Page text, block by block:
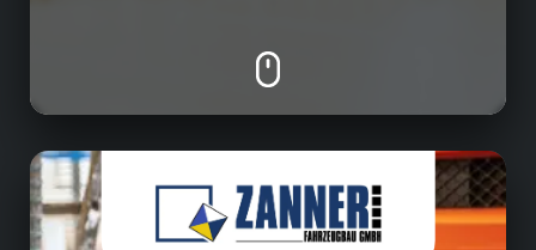
Fahrzeugbau